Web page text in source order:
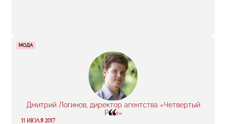
открыл своё заведение, кто-то успешно
развил проект, кто-то обанкротился, кто-то
открывает свою сеть и так далее. Жизнь
МОДА
Дмитрий Логинов, директор агентства «Четвертый
Рим»
11 ИЮЛЯ 2017